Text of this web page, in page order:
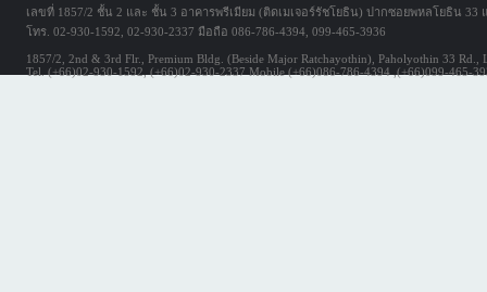
เลขที่ 1857/2 ชั้น 2 และ ชั้น 3 อาคารพรีเมียม (ติดเมเจอร์รัชโยธิน) ปากซอยพหลโยธิน 33
โทร. 02-930-1592, 02-930-2337 มือถือ 086-786-4394, 099-465-3936
1857/2, 2nd & 3rd Flr., Premium Bldg. (Beside Major Ratchayothin), Paholyothin 33 Rd.,
Tel. (+66)02-930-1592, (+66)02-930-2337 Mobile (+66)086-786-4394 ,(+66)099-465-